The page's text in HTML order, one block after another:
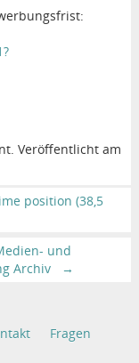
Veröffentlicht am
position (38,5
und
Archiv
→
Fragen